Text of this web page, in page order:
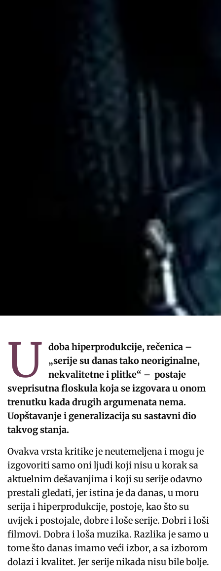
U doba hiperprodukcije, rečenica –
„serije su danas tako neoriginalne,
nekvalitetne i plitke“ – postaje
sveprisutna floskula koja se izgovara u onom
trenutku kada drugih argumenata nema.
Uopštavanje i generalizacija su sastavni dio
takvog stanja.
Ovakva vrsta kritike je neutemeljena i mogu je
izgovoriti samo oni ljudi koji nisu u korak sa
aktuelnim dešavanjima i koji su serije odavno
prestali gledati, jer istina je da danas, u moru
serija i hiperprodukcije, postoje, kao što su
uvijek i postojale, dobre i loše serije. Dobri i loši
filmovi. Dobra i loša muzika. Razlika je samo u
tome što danas imamo veći izbor, a sa izborom
dolazi i kvalitet. Jer serije nikada nisu bile bolje.